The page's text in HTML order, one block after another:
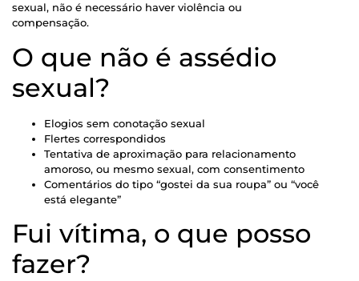
sexual, não é necessário haver violência ou
compensação.
O que não é assédio
sexual?
Elogios sem conotação sexual
Flertes correspondidos
Tentativa de aproximação para relacionamento
amoroso, ou mesmo sexual, com consentimento
Comentários do tipo “gostei da sua roupa” ou “você
está elegante”
Fui vítima, o que posso
fazer?